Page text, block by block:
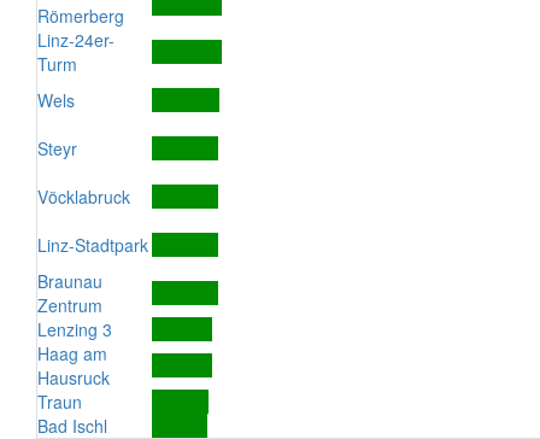
Römerberg
Linz-24er-
Turm
Wels
Steyr
Vöcklabruck
Linz-Stadtpark
Braunau
Zentrum
Lenzing 3
Haag am
Hausruck
Traun
Bad Ischl